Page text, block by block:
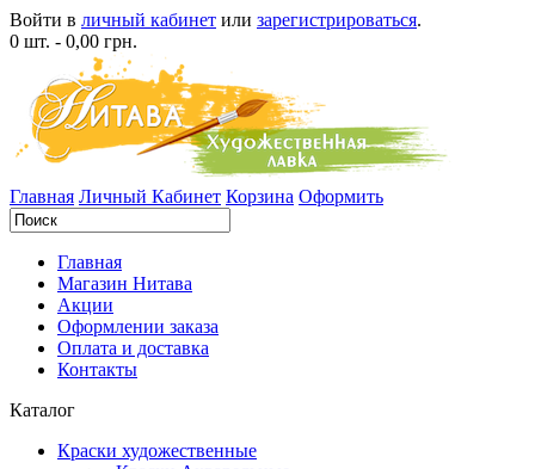
Войти в личный кабинет или зарегистрироваться.
0 шт. - 0,00 грн.
Главная Личный Кабинет Корзина Оформить
Главная
Магазин Нитава
Акции
Оформлении заказа
Оплата и доставка
Контакты
Каталог
Краски художественные